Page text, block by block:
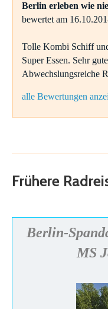
Berlin erleben wie
bewertet am
Tolle Kombi Schiff
Super Essen. Sehr
Abwechslungsreiche
alle Bewertungen
Frühere
Berlin-
MS